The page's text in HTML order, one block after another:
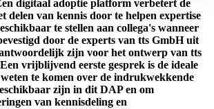
digitaal adoptie platform verbetert de
delen van kennis door te helpen expertise
te stellen aan collega's wanneer
door de experts van tts GmbH uit
zijn voor het ontwerp van tts
vrijblijvend eerste gesprek is de ideale
te komen over de indrukwekkende
zijn in dit DAP en om
van kennisdeling en